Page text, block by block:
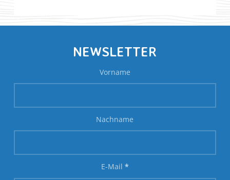
NEWSLETTER
Vorname
Nachname
E-Mail *